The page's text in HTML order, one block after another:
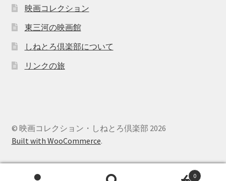
映画コレクション
東三河の映画館
しねとろ倶楽部について
リンクの旅
© 映画コレクション・しねとろ倶楽部 2026
Built with WooCommerce.
0